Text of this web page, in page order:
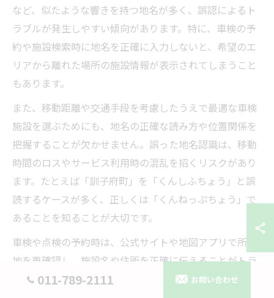
など、似たような響きを持つ地名が多く、誤認によるト
ラブルが発生しやすい傾向があります。特に、車検の予
約や施設検索時に地名を正確に入力しないと、希望のエ
リアから離れた場所の施設情報が表示されてしまうこと
もあります。
また、移動距離や交通手段を考慮したうえで最適な車検
施設を選ぶためにも、地名の正確な読み方や位置関係を
把握することが欠かせません。誤った地名認識は、移動
時間のロスやサービス利用時の混乱を招くリスクがあり
ます。たとえば「訓子府町」を「くんしふちょう」と誤
読するケースが多く、正しくは「くんねっぷちょう」で
あることを知ることが大切です。
車検や点検の予約時は、公式サイトや地図アプリで所在
地を再確認し、施設名や住所を正確に伝えることがトラ
ブル防止につながります。特に初めて利用する方や遠方
011-789-2111 お問い合わせ